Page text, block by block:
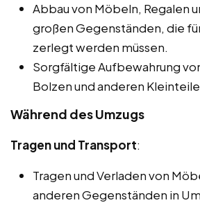
Abbau von Möbeln, Regalen
großen Gegenständen, die
zerlegt werden müssen.
Sorgfältige Aufbewahrung
Bolzen und anderen
Während des Umzugs
Tragen und Transport:
Tragen und Verladen von
anderen Gegenständen in